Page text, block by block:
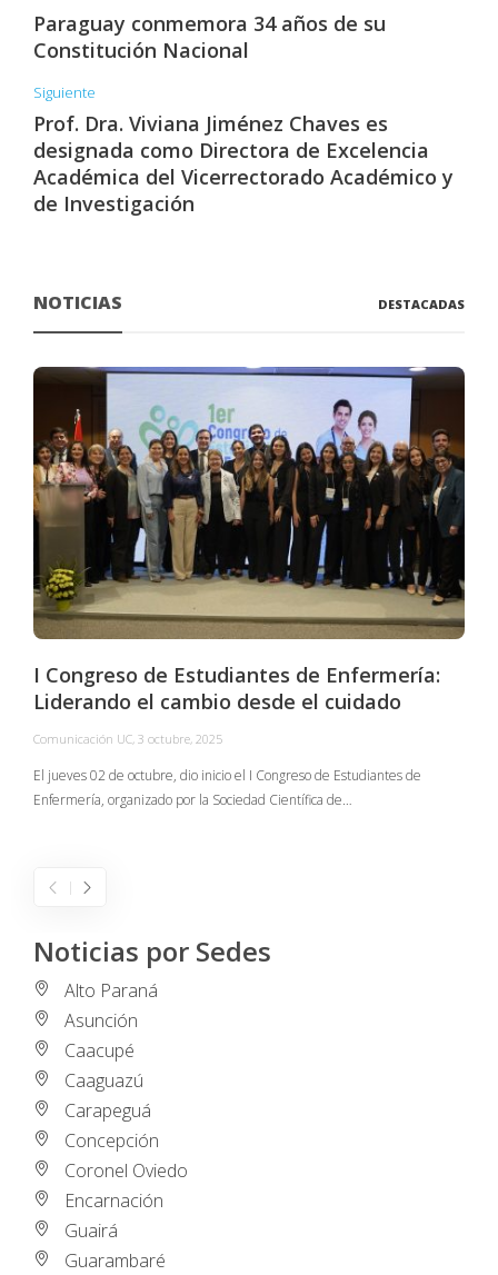
Paraguay conmemora 34 años de su
Constitución Nacional
Siguiente
Prof. Dra. Viviana Jiménez Chaves es
designada como Directora de Excelencia
Académica del Vicerrectorado Académico y
de Investigación
NOTICIAS DESTACADAS
I Congreso de Estudiantes de Enfermería:
Liderando el cambio desde el cuidado
Comunicación UC, 3 octubre, 2025
El jueves 02 de octubre, dio inicio el I Congreso de Estudiantes de
Enfermería, organizado por la Sociedad Científica de…
Noticias por Sedes
Alto Paraná
Asunción
Caacupé
Caaguazú
Carapeguá
Concepción
Coronel Oviedo
Encarnación
Guairá
Guarambaré